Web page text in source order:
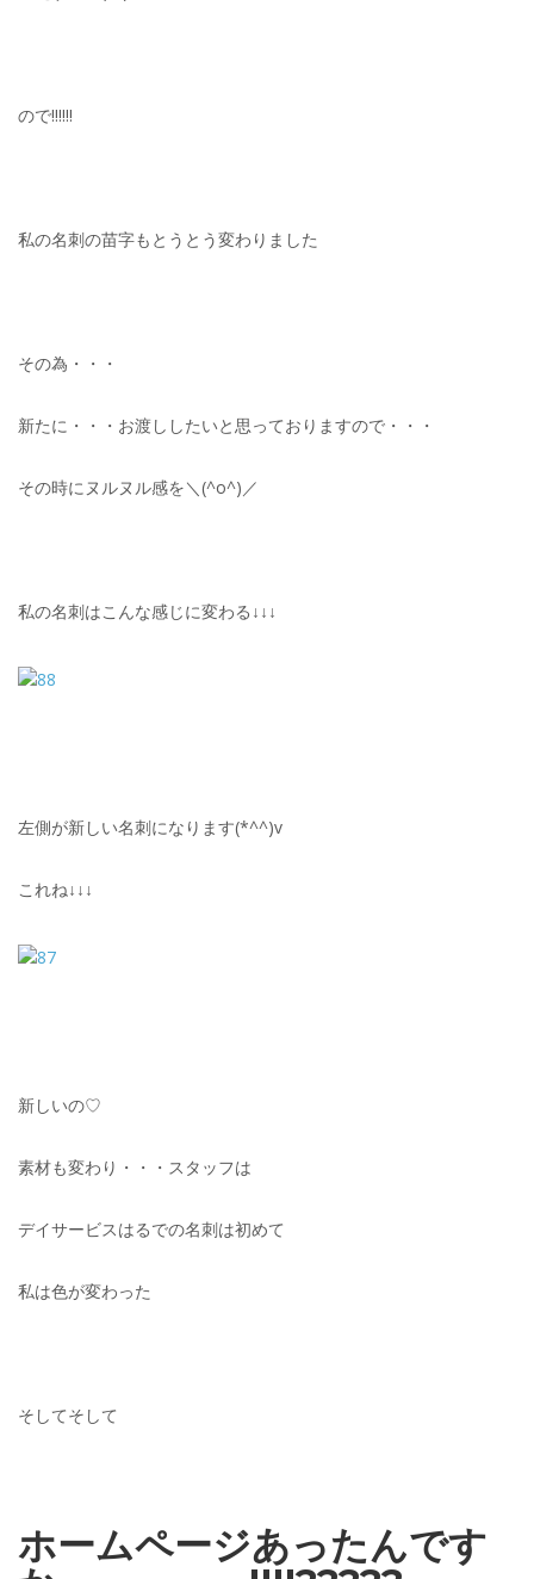
ので!!!!!!
私の名刺の苗字もとうとう変わりました
その為・・・
新たに・・・お渡ししたいと思っておりますので・・・
その時にヌルヌル感を＼(^o^)／
私の名刺はこんな感じに変わる↓↓↓
左側が新しい名刺になります(*^^)v
これね↓↓↓
新しいの♡
素材も変わり・・・スタッフは
デイサービスはるでの名刺は初めて
私は色が変わった
そしてそして
ホームページあったんです